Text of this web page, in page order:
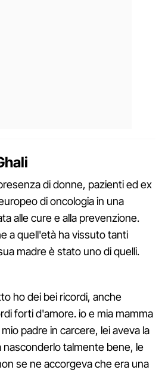
di donne, pazienti ed ex
di oncologia in una
alle cure e alla prevenzione.
a quell'età ha vissuto tanti
madre è stato uno di quelli.
ho dei bei ricordi, anche
forti d'amore. io e mia mamma
padre in carcere, lei aveva la
nasconderlo talmente bene, le
se ne accorgeva che era una